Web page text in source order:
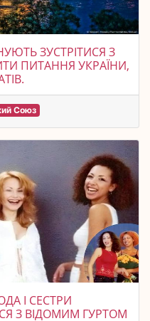
ЗУСТРІТИСЯ З
ПИТАННЯ УКРАЇНИ,
Союз
І СЕСТРИ
З ВІДОМИМ ГУРТОМ